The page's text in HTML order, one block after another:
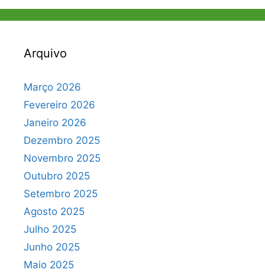
Arquivo
Março 2026
Fevereiro 2026
Janeiro 2026
Dezembro 2025
Novembro 2025
Outubro 2025
Setembro 2025
Agosto 2025
Julho 2025
Junho 2025
Maio 2025